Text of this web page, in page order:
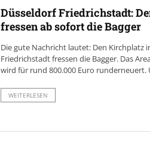
Düsseldorf Friedrichstadt:
fressen ab sofort die Bagger
Die gute Nachricht lautet: Den Kirchplatz
Friedrichstadt fressen die Bagger. Das
wird für rund 800.000 Euro runderneuert.
WEITERLESEN